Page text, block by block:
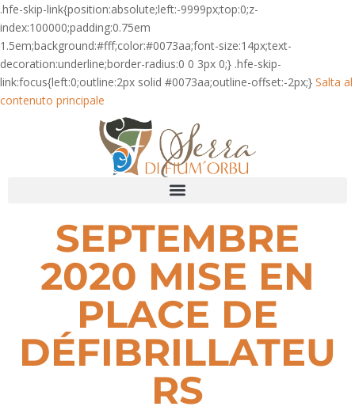
.hfe-skip-link{position:absolute;left:-9999px;top:0;z-
index:100000;padding:0.75em
1.5em;background:#fff;color:#0073aa;font-size:14px;text-
decoration:underline;border-radius:0 0 3px 0;} .hfe-skip-
link:focus{left:0;outline:2px solid #0073aa;outline-offset:-2px;} Salta al
contenuto principale
SEPTEMBRE
2020 MISE EN
PLACE DE
DÉFIBRILLATEU
RS